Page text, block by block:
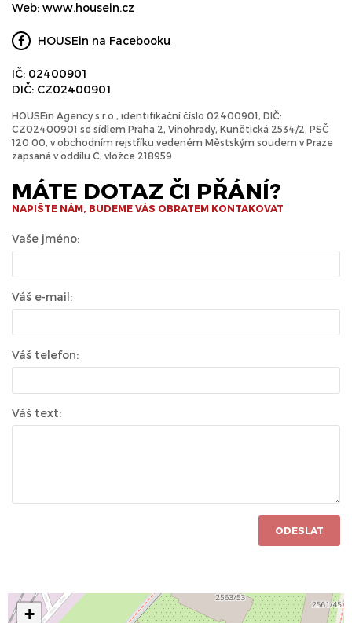
Web: www.housein.cz
HOUSEin na Facebooku
IČ: 02400901
DIČ: CZ02400901
HOUSEin Agency s.r.o., identifikační číslo 02400901, DIČ:
CZ02400901 se sídlem Praha 2, Vinohrady, Kunětická 2534/2, PSČ
120 00, v obchodním rejstříku vedeném Městským soudem v Praze
zapsaná v oddílu C, vložce 218959
MÁTE DOTAZ ČI PŘÁNÍ?
NAPIŠTE NÁM, BUDEME VÁS OBRATEM KONTAKOVAT
Vaše jméno:
Váš e-mail:
Váš telefon:
Váš text:
ODESLAT
+